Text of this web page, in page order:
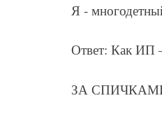
Я -
Ответ: Как ИП
ЗА